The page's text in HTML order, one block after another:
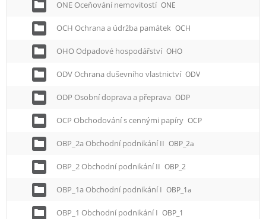
ONE Oceňování nemovitostí ONE
OCH Ochrana a údržba památek OCH
OHO Odpadové hospodářství OHO
ODV Ochrana duševního vlastnictví ODV
ODP Osobní doprava a přeprava ODP
OCP Obchodování s cennými papíry OCP
OBP_2a Obchodní podnikání II OBP_2a
OBP_2 Obchodní podnikání II OBP_2
OBP_1a Obchodní podnikání I OBP_1a
OBP_1 Obchodní podnikání I OBP_1